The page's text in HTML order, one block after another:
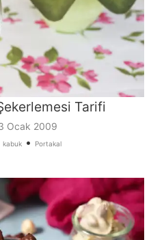
Tarifi
Ocak 2009
kabuk• Portakal